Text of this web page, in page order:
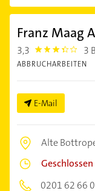
Franz Maag
3,3 3.3 3
ABBRUCHARBEITEN
E-Mail
Alte
Geschlossen
0201 62 66